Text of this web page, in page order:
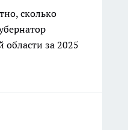
сколько
области за 2025